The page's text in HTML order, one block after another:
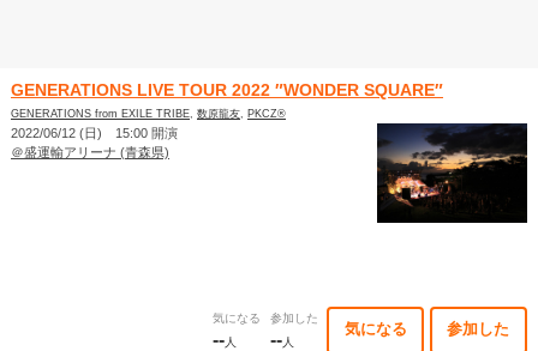
GENERATIONS LIVE TOUR 2022 ″WONDER SQUARE″
GENERATIONS from EXILE TRIBE, 数原龍友, PKCZ®
2022/06/12 (日) 15:00 開演
＠盛運輸アリーナ (青森県)
気になる
--人
参加した
--人
気になる 参加した